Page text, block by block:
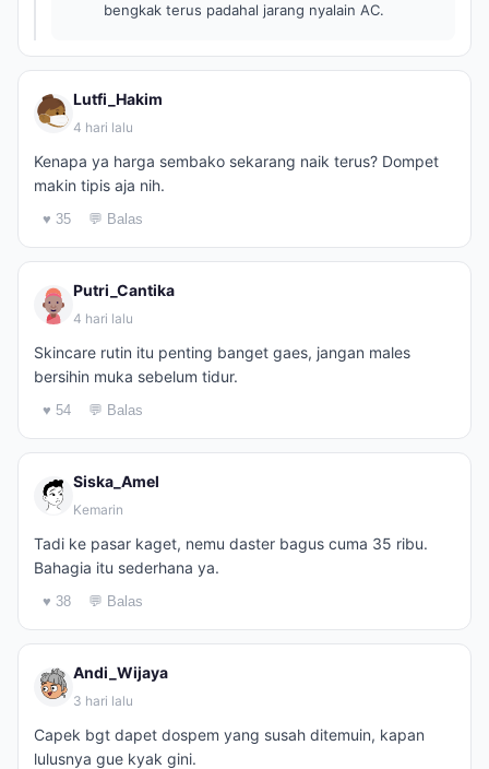
bengkak terus padahal jarang nyalain AC.
Lutfi_Hakim
4 hari lalu
Kenapa ya harga sembako sekarang naik terus? Dompet
makin tipis aja nih.
♥ 35 💬 Balas
Putri_Cantika
4 hari lalu
Skincare rutin itu penting banget gaes, jangan males
bersihin muka sebelum tidur.
♥ 54 💬 Balas
Siska_Amel
Kemarin
Tadi ke pasar kaget, nemu daster bagus cuma 35 ribu.
Bahagia itu sederhana ya.
♥ 38 💬 Balas
Andi_Wijaya
3 hari lalu
Capek bgt dapet dospem yang susah ditemuin, kapan
lulusnya gue kyak gini.